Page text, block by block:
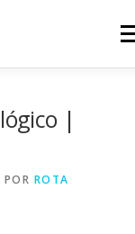
|
POR ROTA